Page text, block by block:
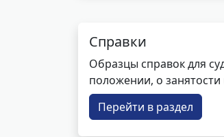
Справки
Образцы справок для
положении, о
Перейти в раздел